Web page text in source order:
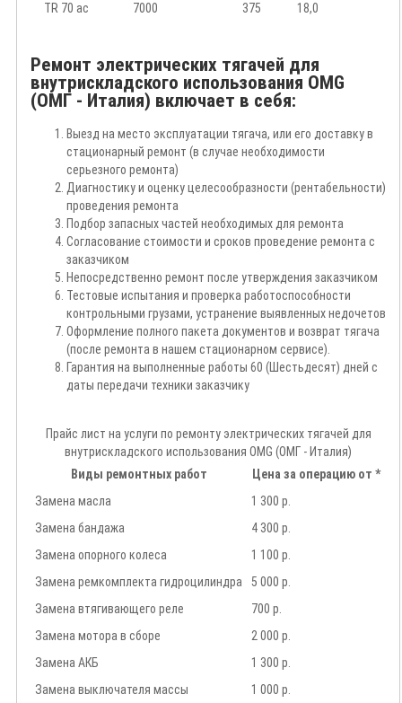
TR 70 ac 7000 375 18,0
Ремонт электрических тягачей для
внутрискладского использования OMG
(ОМГ - Италия) включает в себя:
Выезд на место эксплуатации тягача, или его доставку в
стационарный ремонт (в случае необходимости
серьезного ремонта)
Диагностику и оценку целесообразности (рентабельности)
проведения ремонта
Подбор запасных частей необходимых для ремонта
Согласование стоимости и сроков проведение ремонта с
заказчиком
Непосредственно ремонт после утверждения заказчиком
Тестовые испытания и проверка работоспособности
контрольными грузами, устранение выявленных недочетов
Оформление полного пакета документов и возврат тягача
(после ремонта в нашем стационарном сервисе).
Гарантия на выполненные работы 60 (Шестьдесят) дней с
даты передачи техники заказчику
Прайс лист на услуги по ремонту электрических тягачей для
внутрискладского использования OMG (ОМГ - Италия)
Виды ремонтных работ
Цена за операцию от *
Замена масла
1 300 р.
Замена бандажа
4 300 р.
Замена опорного колеса
1 100 р.
Замена ремкомплекта гидроцилиндра
5 000 р.
Замена втягивающего реле
700 р.
Замена мотора в сборе
2 000 р.
Замена АКБ
1 300 р.
Замена выключателя массы
1 000 р.